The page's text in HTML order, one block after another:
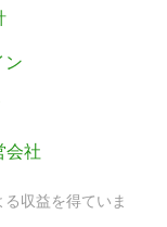
ン
会社
収益を得ていま